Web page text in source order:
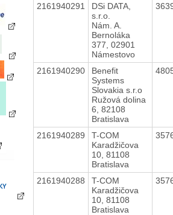
2161940291
DSi DATA,
s.r.o.
Nám. A.
Bernoláka
377, 02901
Námestovo
2161940290
Benefit
Systems
Slovakia s.r.o
Ružová dolina
6, 82108
Bratislava
2161940289
T-COM
Karadžičova
10, 81108
Bratislava
2161940288
T-COM
Karadžičova
10, 81108
Bratislava